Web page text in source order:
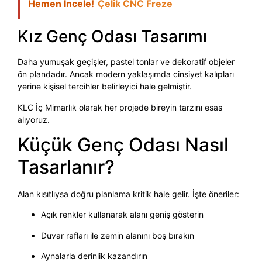
Hemen İncele! Çelik CNC Freze
Kız Genç Odası Tasarımı
Daha yumuşak geçişler, pastel tonlar ve dekoratif objeler
ön plandadır. Ancak modern yaklaşımda cinsiyet kalıpları
yerine kişisel tercihler belirleyici hale gelmiştir.
KLC İç Mimarlık olarak her projede bireyin tarzını esas
alıyoruz.
Küçük Genç Odası Nasıl
Tasarlanır?
Alan kısıtlıysa doğru planlama kritik hale gelir. İşte öneriler:
Açık renkler kullanarak alanı geniş gösterin
Duvar rafları ile zemin alanını boş bırakın
Aynalarla derinlik kazandırın